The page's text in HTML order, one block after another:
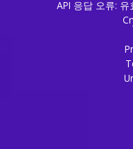
API 응답 오류: